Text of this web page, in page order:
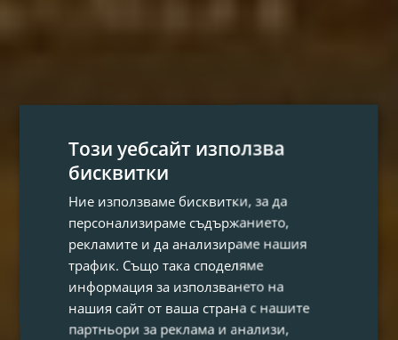
Този уебсайт използва
бисквитки
Ние използваме бисквитки, за да
персонализираме съдържанието,
рекламите и да анализираме нашия
трафик. Също така споделяме
информация за използването на
нашия сайт от ваша страна с нашите
партньори за реклама и анализи,